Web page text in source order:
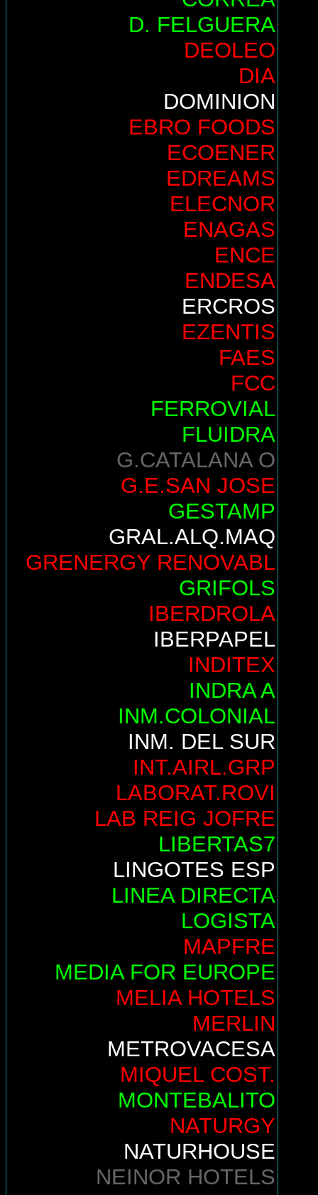
D. FELGUERA
DEOLEO
DIA
DOMINION
EBRO FOODS
ECOENER
EDREAMS
ELECNOR
ENAGAS
ENCE
ENDESA
ERCROS
EZENTIS
FAES
FCC
FERROVIAL
FLUIDRA
G.CATALANA O
G.E.SAN JOSE
GESTAMP
GRAL.ALQ.MAQ
GRENERGY RENOVABL
GRIFOLS
IBERDROLA
IBERPAPEL
INDITEX
INDRA A
INM.COLONIAL
INM. DEL SUR
INT.AIRL.GRP
LABORAT.ROVI
LAB REIG JOFRE
LIBERTAS7
LINGOTES ESP
LINEA DIRECTA
LOGISTA
MAPFRE
MEDIA FOR EUROPE
MELIA HOTELS
MERLIN
METROVACESA
MIQUEL COST.
MONTEBALITO
NATURGY
NATURHOUSE
NEINOR HOTELS